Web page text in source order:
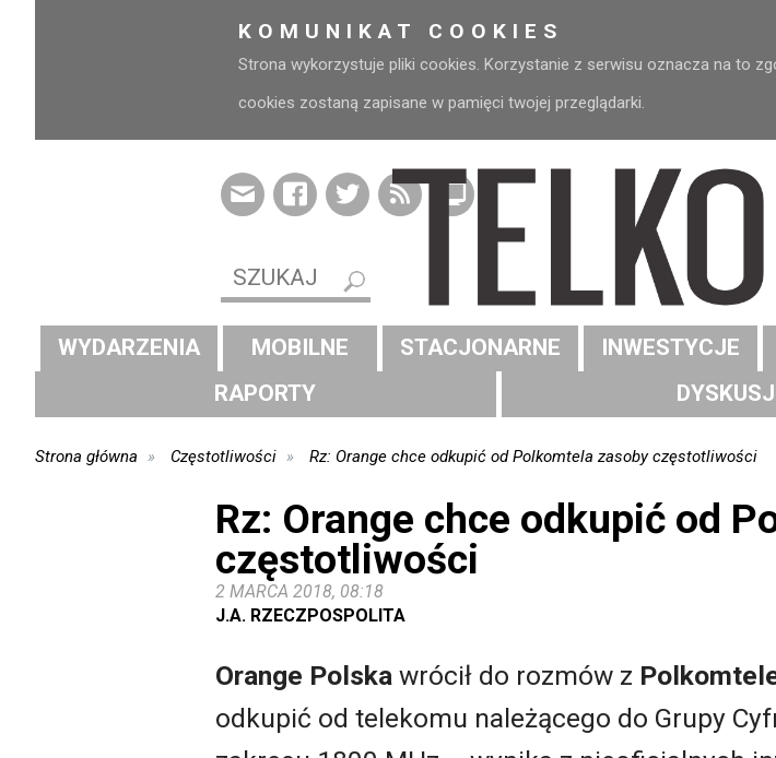
KOMUNIKAT COOKIES
Strona wykorzystuje pliki cookies. Korzystanie z serwisu oznacza na to
cookies zostaną zapisane w pamięci twojej przeglądarki.
WYDARZENIA MOBILNE STACJONARNE INWESTYCJE
RAPORTY
Strona główna Częstotliwości Rz: Orange chce odkupić od Polkomtela zasoby częstotliwości
Rz: Orange chce odkupić od
częstotliwości
2 MARCA 2018, 08:18
J.A. RZECZPOSPOLITA
Orange Polska wrócił do rozmów z
odkupić od telekomu należącego do Grupy